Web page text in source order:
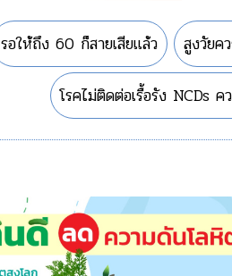
รอให้ถึง 60 ก็สายเสียแล้ว สูงวัยค
โรคไม่ติดต่อเรื้อรัง NCDs